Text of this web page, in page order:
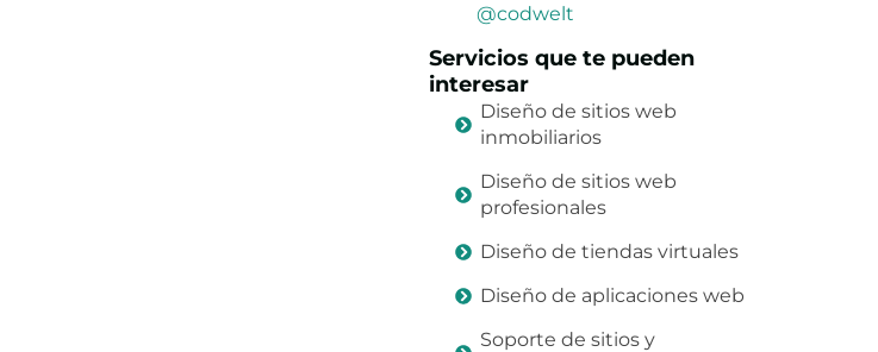
@codwelt
Servicios que te pueden
interesar
Diseño de sitios web
inmobiliarios
Diseño de sitios web
profesionales
Diseño de tiendas virtuales
Diseño de aplicaciones web
Soporte de sitios y